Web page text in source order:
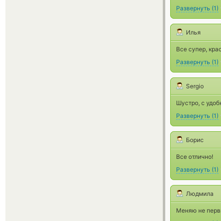
Развернуть (1)
Илья
Все супер,
Развернуть (1)
Sergio
Шустро, с
Развернуть (1)
Борис
Все отлично!
Развернуть (1)
Людмила
Меняю не